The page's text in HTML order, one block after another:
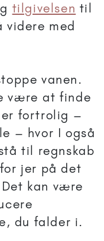
tilgivelsen til
videre med
vanen.
være at finde
fortrolig –
– hvor I også
til regnskab
jer på det
kan være
du falder i.